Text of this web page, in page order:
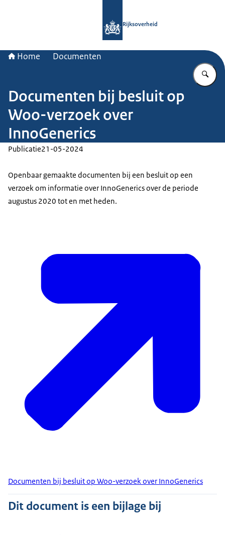
Rijksoverheid
Home Documenten
Documenten bij besluit op
Woo-verzoek over
InnoGenerics
Publicatie21-05-2024
Openbaar gemaakte documenten bij een besluit op een
verzoek om informatie over InnoGenerics over de periode
augustus 2020 tot en met heden.
Documenten bij besluit op Woo-verzoek over InnoGenerics
Dit document is een bijlage bij